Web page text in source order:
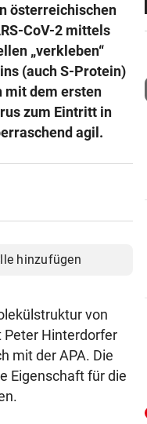
österreichischen
CoV-2 mittels
„verkleben“
(auch S-Protein)
mit dem ersten
zum Eintritt in
agil.
hinzufügen
von
Peter Hinterdorfer
mit der APA. Die
Eigenschaft für die